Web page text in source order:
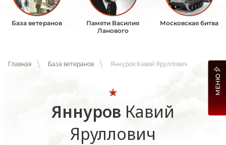
База ветеранов
Памяти Василия
Ланового
Московская битва
Главная База ветеранов Яннуров Кавий Яруллович
Яннуров Кавий
Яруллович
МЕНЮ